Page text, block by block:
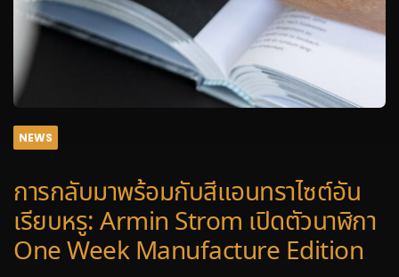
NEWS
การกลับมาพร้อมกับสีแอนทราไซต์อัน
เรียบหรู: Armin Strom เปิดตัวนาฬิกา
One Week Manufacture Edition